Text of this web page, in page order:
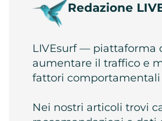
Redazione
LIVEsurf — piattaforma
aumentare il traffico e
fattori comportamentali
Nei nostri articoli trovi